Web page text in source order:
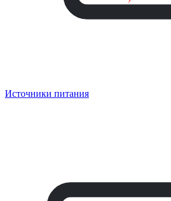
Источники питания